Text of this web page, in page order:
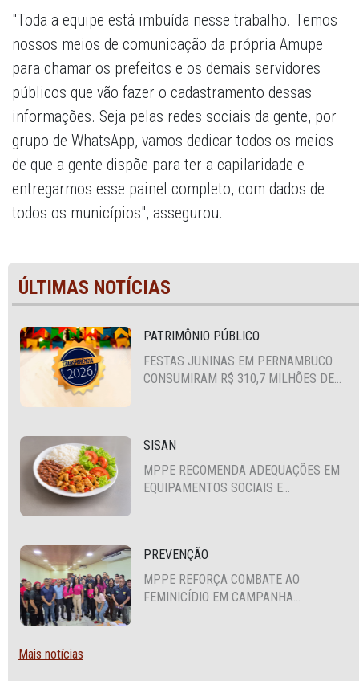
"Toda a equipe está imbuída nesse trabalho. Temos
nossos meios de comunicação da própria Amupe
para chamar os prefeitos e os demais servidores
públicos que vão fazer o cadastramento dessas
informações. Seja pelas redes sociais da gente, por
grupo de WhatsApp, vamos dedicar todos os meios
de que a gente dispõe para ter a capilaridade e
entregarmos esse painel completo, com dados de
todos os municípios", assegurou.
ÚLTIMAS NOTÍCIAS
PATRIMÔNIO PÚBLICO
FESTAS JUNINAS EM PERNAMBUCO
CONSUMIRAM R$ 310,7 MILHÕES DE
SISAN
MPPE RECOMENDA ADEQUAÇÕES EM
EQUIPAMENTOS SOCIAIS E
PREVENÇÃO
MPPE REFORÇA COMBATE AO
FEMINICÍDIO EM CAMPANHA
Mais notícias